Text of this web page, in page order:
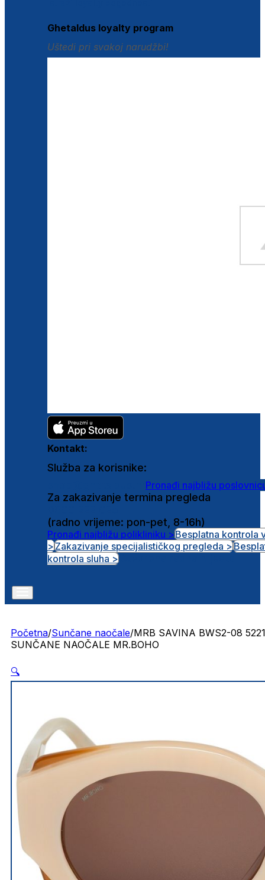
Ghetaldus loyalty program
Uštedi pri svakoj narudžbi!
Kontakt:
Služba za korisnike:
Pronađi najbližu
Za zakazivanje termina pregleda
(radno vrijeme: pon-pet, 8-16h)
Pronađi najbližu polikliniku >Besplatna kontrola
>Zakazivanje specijalističkog pregleda >
kontrola sluha >
Početna/Sunčane naočale/MRB SAVINA BWS2-08 5221
SUNČANE NAOČALE MR.BOHO
🔍